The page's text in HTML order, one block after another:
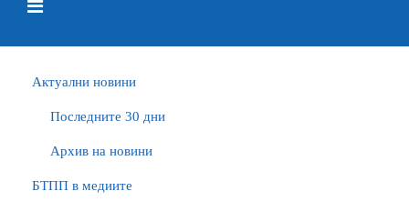
Актуални новини
Последните 30 дни
Архив на новини
БTПП в медиите